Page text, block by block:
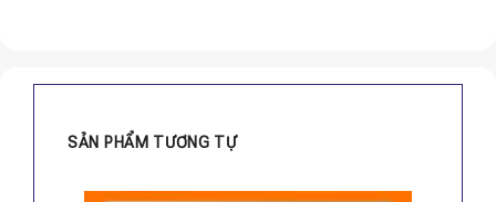
SẢN PHẨM TƯƠNG TỰ